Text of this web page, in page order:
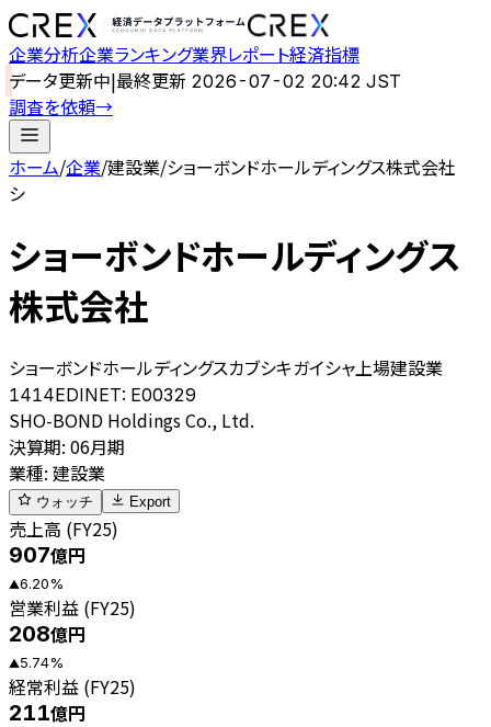
企業分析企業ランキング業界レポート経済指標
データ更新中|最終更新 2026-07-02 20:42 JST
調査を依頼→
ホーム/企業/建設業/ショーボンドホールディングス株式会社
シ
ショーボンドホールディングス
株式会社
ショーボンドホールディングスカブシキガイシャ 上場建設業
1414EDINET: E00329
SHO-BOND Holdings Co., Ltd.
決算期: 06月期
業種: 建設業
ウォッチ Export
売上高 (FY25)
907億円
▲6.20%
営業利益 (FY25)
208億円
▲5.74%
経常利益 (FY25)
211億円